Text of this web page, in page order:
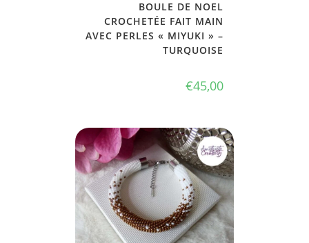
BOULE DE NOEL
CROCHETÉE FAIT MAIN
AVEC PERLES « MIYUKI » –
TURQUOISE
€45,00